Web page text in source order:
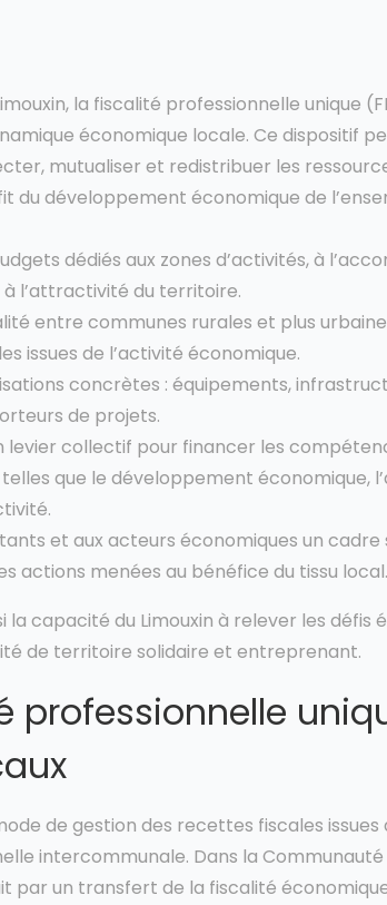
la fiscalité professionnelle unique
économique locale. Ce dispositif
mutualiser et redistribuer les
du développement économique de
dédiés aux zones d’activités, à
l’attractivité du territoire.
entre communes rurales et plus
issues de l’activité économique.
concrètes : équipements,
de projets.
levier collectif pour financer les
que le développement économique,
et aux acteurs économiques un
actions menées au bénéfice du tissu local.
la capacité du Limouxin à relever les défis
de territoire solidaire et entreprenant.
professionnelle
de gestion des recettes fiscales
intercommunale. Dans la Communauté
par un transfert de la fiscalité